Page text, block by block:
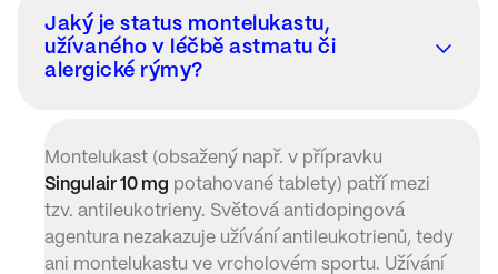
Jaký je status montelukastu,
užívaného v léčbě astmatu či
alergické rýmy?
Montelukast (obsažený např. v přípravku
Singulair 10 mg potahované tablety) patří mezi
tzv. antileukotrieny. Světová antidopingová
agentura nezakazuje užívání antileukotrienů, tedy
ani montelukastu ve vrcholovém sportu. Užívání